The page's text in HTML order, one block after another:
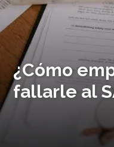
¿Cómo
fallarle al